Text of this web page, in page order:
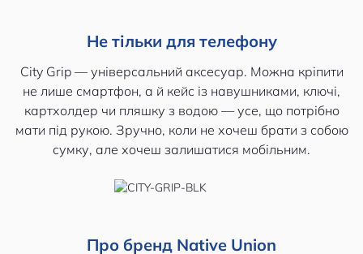
Не тільки для телефону
City Grip — універсальний аксесуар. Можна кріпити
не лише смартфон, а й кейс із навушниками, ключі,
картхолдер чи пляшку з водою — усе, що потрібно
мати під рукою. Зручно, коли не хочеш брати з собою
сумку, але хочеш залишатися мобільним.
Про бренд Native Union